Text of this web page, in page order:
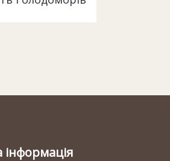
інформація